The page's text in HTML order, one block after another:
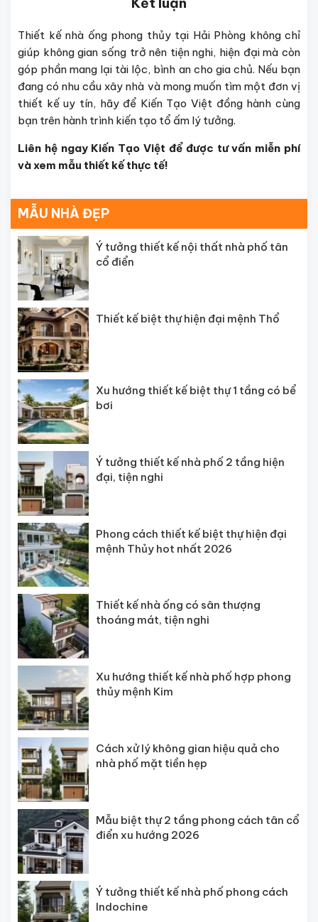
Thiết kế nhà ống phong thủy tại Hải Phòng không chỉ
giúp không gian sống trở nên tiện nghi, hiện đại mà còn
góp phần mang lại tài lộc, bình an cho gia chủ. Nếu bạn
đang có nhu cầu xây nhà và mong muốn tìm một đơn vị
thiết kế uy tín, hãy để Kiến Tạo Việt đồng hành cùng
bạn trên hành trình kiến tạo tổ ấm lý tưởng.
Liên hệ ngay Kiến Tạo Việt để được tư vấn miễn phí
và xem mẫu thiết kế thực tế!
MẪU NHÀ ĐẸP
Ý tưởng thiết kế nội thất nhà phố tân
cổ điển
Thiết kế biệt thự hiện đại mệnh Thổ
Xu hướng thiết kế biệt thự 1 tầng có bể
bơi
Ý tưởng thiết kế nhà phố 2 tầng hiện
đại, tiện nghi
Phong cách thiết kế biệt thự hiện đại
mệnh Thủy hot nhất 2026
Thiết kế nhà ống có sân thượng
thoáng mát, tiện nghi
Xu hướng thiết kế nhà phố hợp phong
thủy mệnh Kim
Cách xử lý không gian hiệu quả cho
nhà phố mặt tiền hẹp
Mẫu biệt thự 2 tầng phong cách tân cổ
điển xu hướng 2026
Ý tưởng thiết kế nhà phố phong cách
Indochine